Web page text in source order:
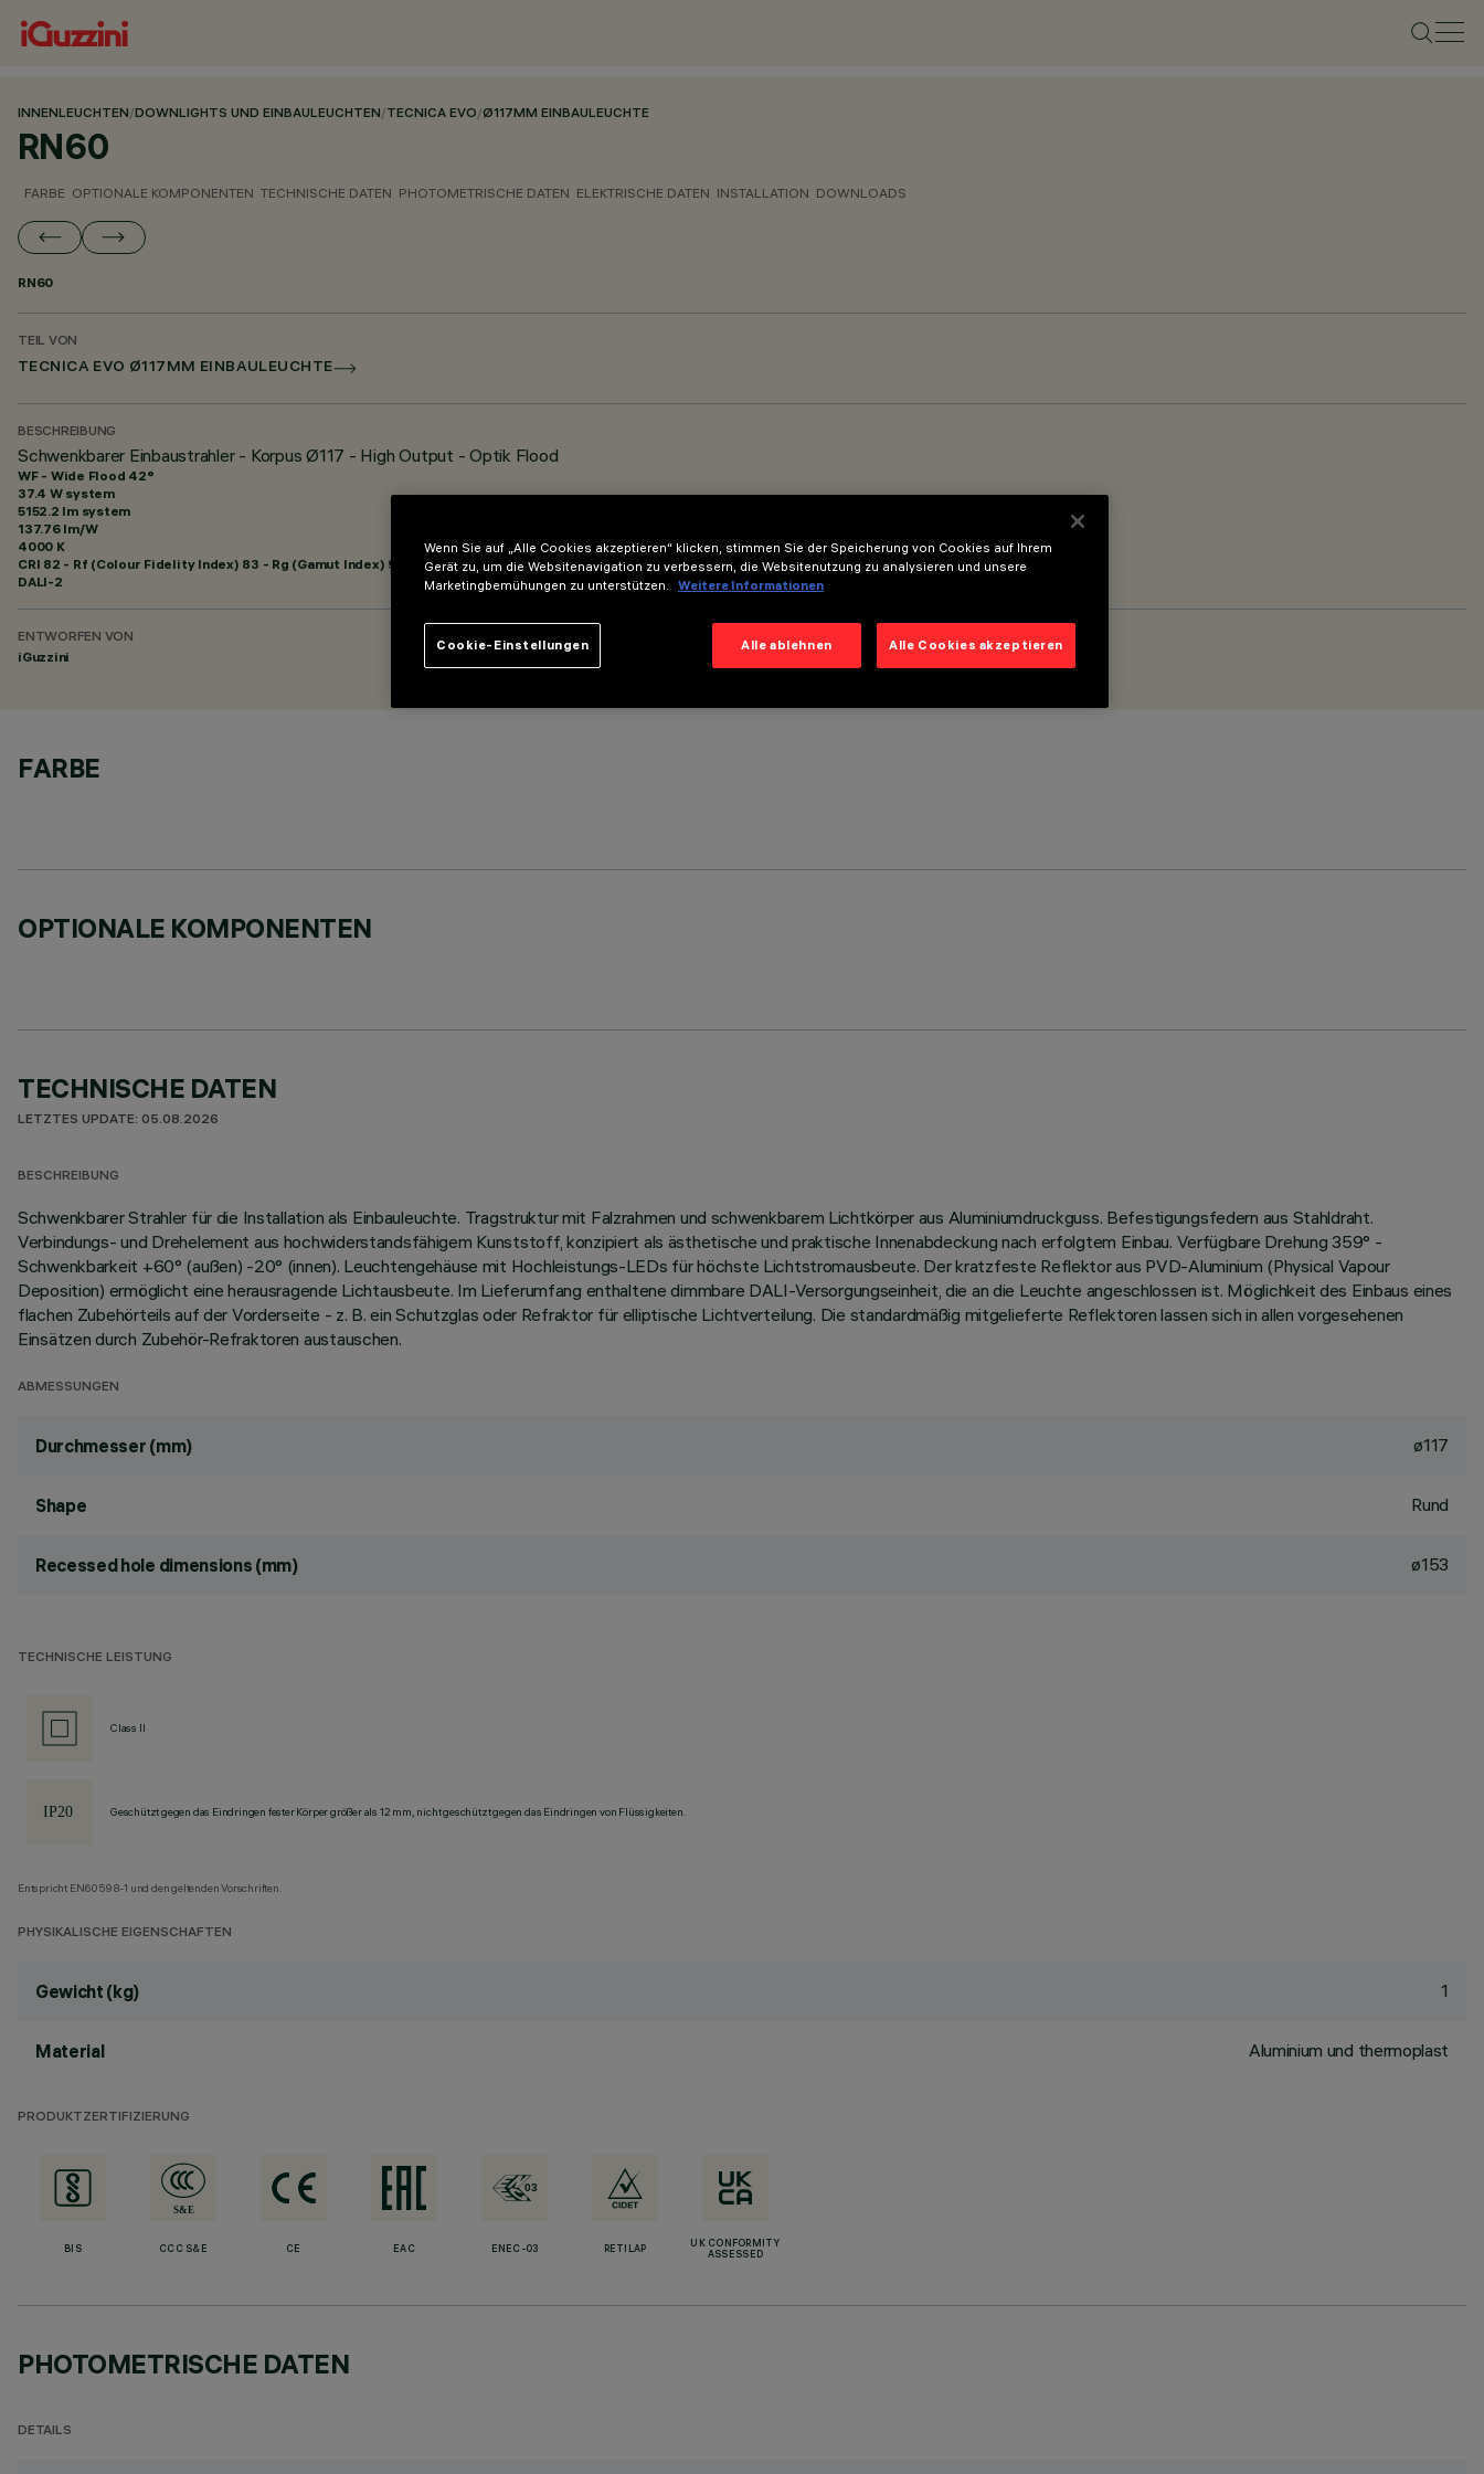
INNENLEUCHTEN/DOWNLIGHTS UND EINBAULEUCHTEN/TECNICA EVO/Ø117MM EINBAULEUCHTE
RN60
FARBE OPTIONALE KOMPONENTEN TECHNISCHE DATEN PHOTOMETRISCHE DATEN ELEKTRISCHE DATEN INSTALLATION DOWNLOADS
RN60
TEIL VON
TECNICA EVO Ø117MM EINBAULEUCHTE
BESCHREIBUNG
Schwenkbarer Einbaustrahler - Korpus Ø117 - High Output - Optik Flood
WF - Wide Flood 42°
37.4 W system
5152.2 lm system
137.76 lm/W
4000 K
CRI 82 - Rf (Colour Fidelity Index) 83 - Rg (Gamut Index) 94
DALI-2
ENTWORFEN VON
iGuzzini
FARBE
OPTIONALE KOMPONENTEN
TECHNISCHE DATEN
LETZTES UPDATE: 05.08.2026
BESCHREIBUNG
Schwenkbarer Strahler für die Installation als Einbauleuchte. Tragstruktur mit Falzrahmen und schwenkbarem Lichtkörper aus Aluminiumdruckguss. Befestigungsfedern aus Stahldraht.
Verbindungs- und Drehelement aus hochwiderstandsfähigem Kunststoff, konzipiert als ästhetische und praktische Innenabdeckung nach erfolgtem Einbau. Verfügbare Drehung 359° -
Schwenkbarkeit +60° (außen) -20° (innen). Leuchtengehäuse mit Hochleistungs-LEDs für höchste Lichtstromausbeute. Der kratzfeste Reflektor aus PVD-Aluminium (Physical Vapour
Deposition) ermöglicht eine herausragende Lichtausbeute. Im Lieferumfang enthaltene dimmbare DALI-Versorgungseinheit, die an die Leuchte angeschlossen ist. Möglichkeit des Einbaus eines
flachen Zubehörteils auf der Vorderseite - z. B. ein Schutzglas oder Refraktor für elliptische Lichtverteilung. Die standardmäßig mitgelieferte Reflektoren lassen sich in allen vorgesehenen
Einsätzen durch Zubehör-Refraktoren austauschen.
ABMESSUNGEN
Durchmesser (mm) ø117
Shape Rund
Recessed hole dimensions (mm) ø153
TECHNISCHE LEISTUNG
Class II
Geschützt gegen das Eindringen fester Körper größer als 12 mm, nicht geschützt gegen das Eindringen von Flüssigkeiten.
Entspricht EN60598-1 und den geltenden Vorschriften.
PHYSIKALISCHE EIGENSCHAFTEN
Gewicht (kg) 1
Material Aluminium und thermoplast
PRODUKTZERTIFIZIERUNG
BIS CCC S&E CE EAC ENEC-03 RETILAP
UK CONFORMITY
ASSESSED
PHOTOMETRISCHE DATEN
DETAILS
Wenn Sie auf „Alle Cookies akzeptieren“ klicken, stimmen Sie der Speicherung von Cookies auf Ihrem
Gerät zu, um die Websitenavigation zu verbessern, die Websitenutzung zu analysieren und unsere
Marketingbemühungen zu unterstützen.
Weitere Informationen
Alle ablehnen Alle Cookies akzeptieren
Cookie-Einstellungen